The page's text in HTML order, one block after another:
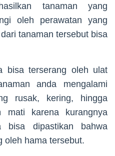
tanaman yang
oleh perawatan yang
tanaman tersebut bisa
bisa terserang oleh ulat
anda mengalami
rusak, kering, hingga
mati karena kurangnya
dipastikan bahwa
oleh hama tersebut.